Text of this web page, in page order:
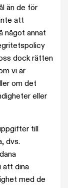
än de för
att
något annat
dock rätten
vi är
om det
eller
till
dvs.
att dina
med de